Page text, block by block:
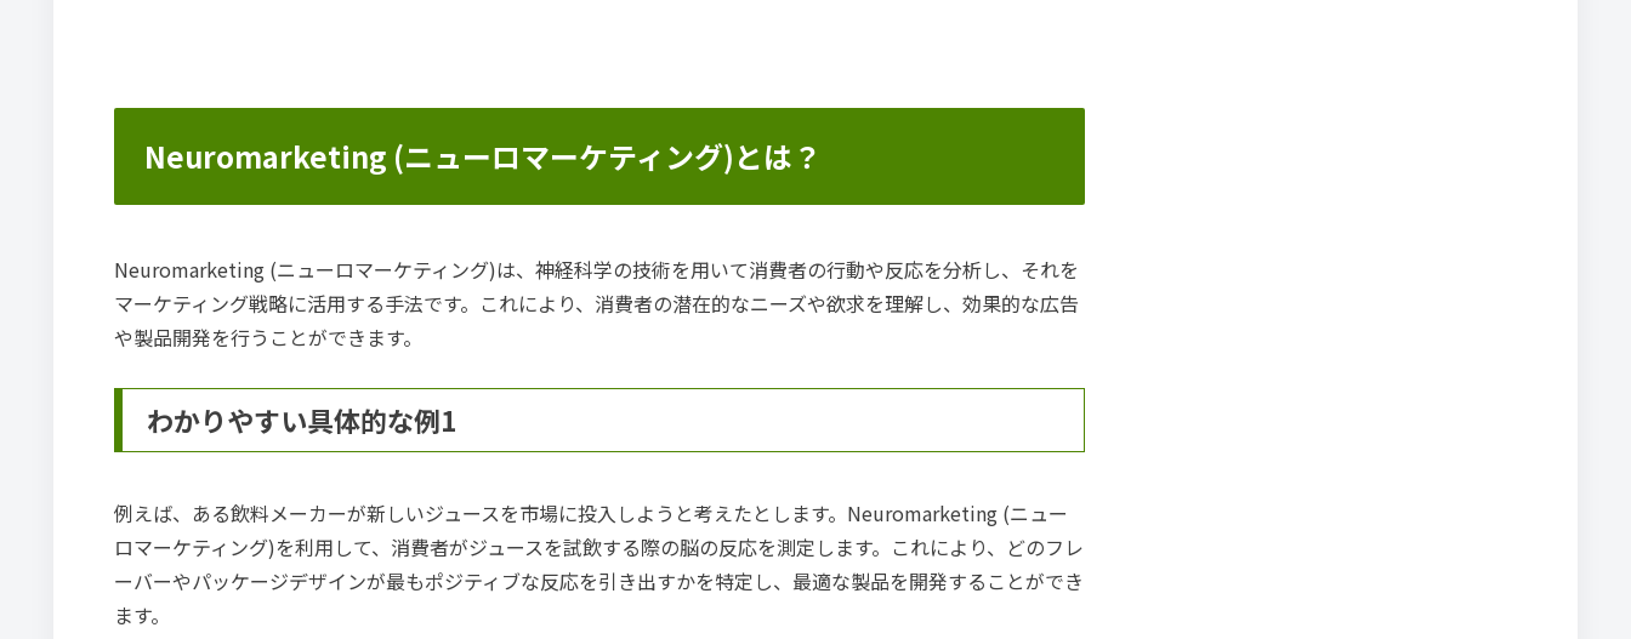
Neuromarketing (ニューロマーケティング)とは？
Neuromarketing (ニューロマーケティング)は、神経科学の技術を用いて消費者の行動や反応を分析し、それを
マーケティング戦略に活用する手法です。これにより、消費者の潜在的なニーズや欲求を理解し、効果的な広告
や製品開発を行うことができます。
わかりやすい具体的な例1
例えば、ある飲料メーカーが新しいジュースを市場に投入しようと考えたとします。Neuromarketing (ニュー
ロマーケティング)を利用して、消費者がジュースを試飲する際の脳の反応を測定します。これにより、どのフレ
ーバーやパッケージデザインが最もポジティブな反応を引き出すかを特定し、最適な製品を開発することができ
ます。